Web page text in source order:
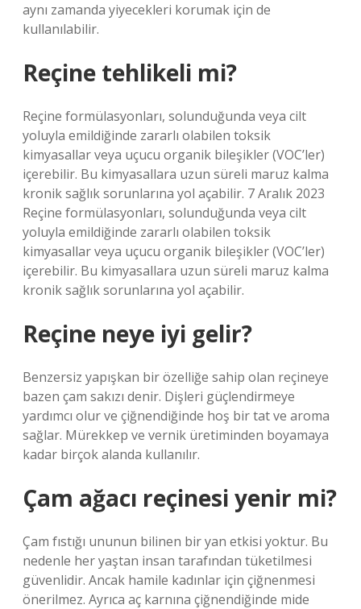
aynı zamanda yiyecekleri korumak için de
kullanılabilir.
Reçine tehlikeli mi?
Reçine formülasyonları, solunduğunda veya cilt
yoluyla emildiğinde zararlı olabilen toksik
kimyasallar veya uçucu organik bileşikler (VOC’ler)
içerebilir. Bu kimyasallara uzun süreli maruz kalma
kronik sağlık sorunlarına yol açabilir. 7 Aralık 2023
Reçine formülasyonları, solunduğunda veya cilt
yoluyla emildiğinde zararlı olabilen toksik
kimyasallar veya uçucu organik bileşikler (VOC’ler)
içerebilir. Bu kimyasallara uzun süreli maruz kalma
kronik sağlık sorunlarına yol açabilir.
Reçine neye iyi gelir?
Benzersiz yapışkan bir özelliğe sahip olan reçineye
bazen çam sakızı denir. Dişleri güçlendirmeye
yardımcı olur ve çiğnendiğinde hoş bir tat ve aroma
sağlar. Mürekkep ve vernik üretiminden boyamaya
kadar birçok alanda kullanılır.
Çam ağacı reçinesi yenir mi?
Çam fıstığı ununun bilinen bir yan etkisi yoktur. Bu
nedenle her yaştan insan tarafından tüketilmesi
güvenlidir. Ancak hamile kadınlar için çiğnenmesi
önerilmez. Ayrıca aç karnına çiğnendiğinde mide